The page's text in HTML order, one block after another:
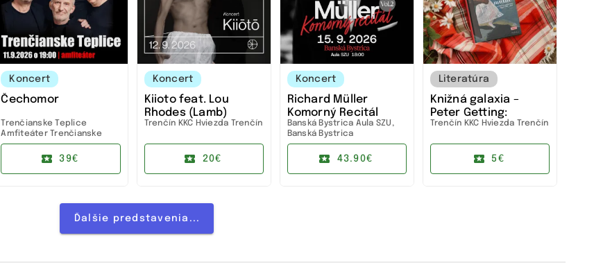
Koncert
Čechomor
Trenčianske Teplice
Amfiteáter Trenčianske
Teplice
39€
Koncert
Kiioto feat. Lou
Rhodes (Lamb)
Trenčín KKC Hviezda Trenčín
20€
Koncert
Richard Müller
Komorný Recitál
Banská Bystrica Aula SZU,
Banská Bystrica
43.90€
Literatúra
Knižná galaxia –
Peter Getting:
Studne mútne
Trenčín KKC Hviezda Trenčín
5€
Ďalšie predstavenia...